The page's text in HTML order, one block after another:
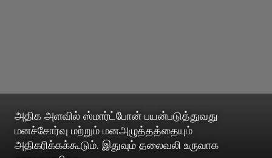
அதிக அளவில் ஸ்மார்ட்போன் பயன்படுத்துவது
மனச்சோர்வு மற்றும் மனஅழுத்தத்தையும்
அதிகரிக்கக்கூடும். இதுவும் தலைவலி உருவாக